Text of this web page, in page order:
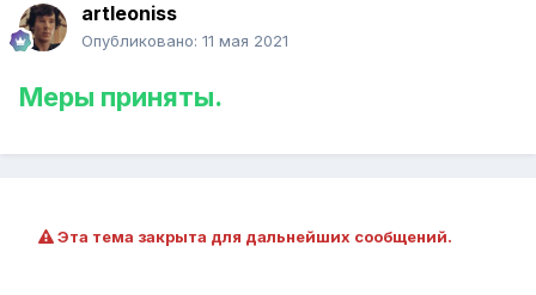
artleoniss
Опубликовано: 11 мая 2021
Меры приняты.
Эта тема закрыта для дальнейших сообщений.